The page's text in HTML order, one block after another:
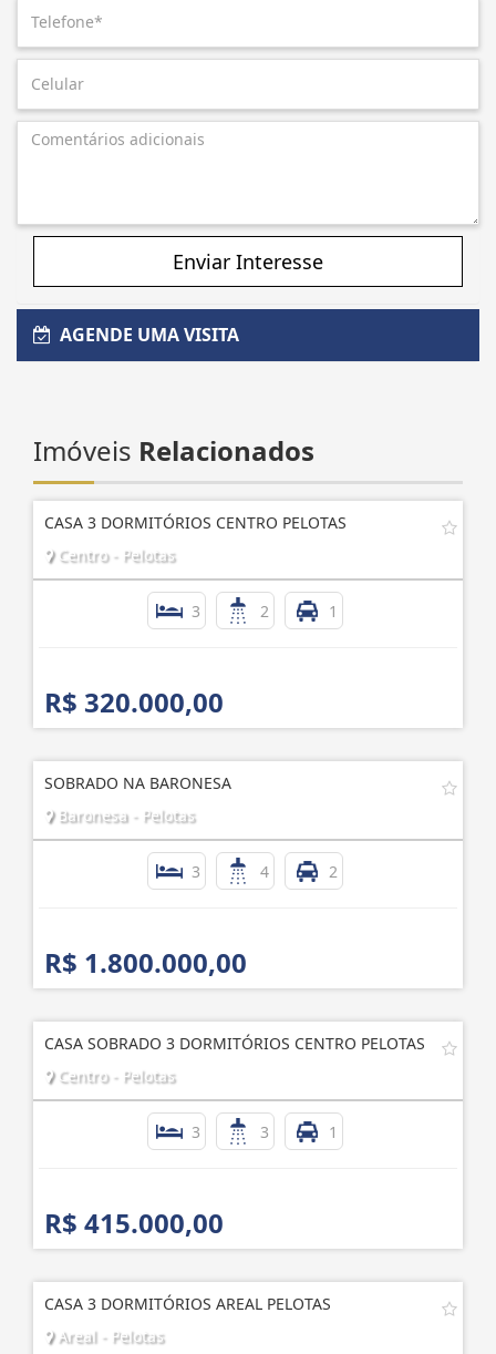
Enviar Interesse
AGENDE UMA VISITA
Imóveis Relacionados
CASA 3 DORMITÓRIOS CENTRO PELOTAS
Centro - Pelotas
3 2 1
R$ 320.000,00
SOBRADO NA BARONESA
Baronesa - Pelotas
3 4 2
R$ 1.800.000,00
CASA SOBRADO 3 DORMITÓRIOS CENTRO PELOTAS
Centro - Pelotas
3 3 1
R$ 415.000,00
CASA 3 DORMITÓRIOS AREAL PELOTAS
Areal - Pelotas